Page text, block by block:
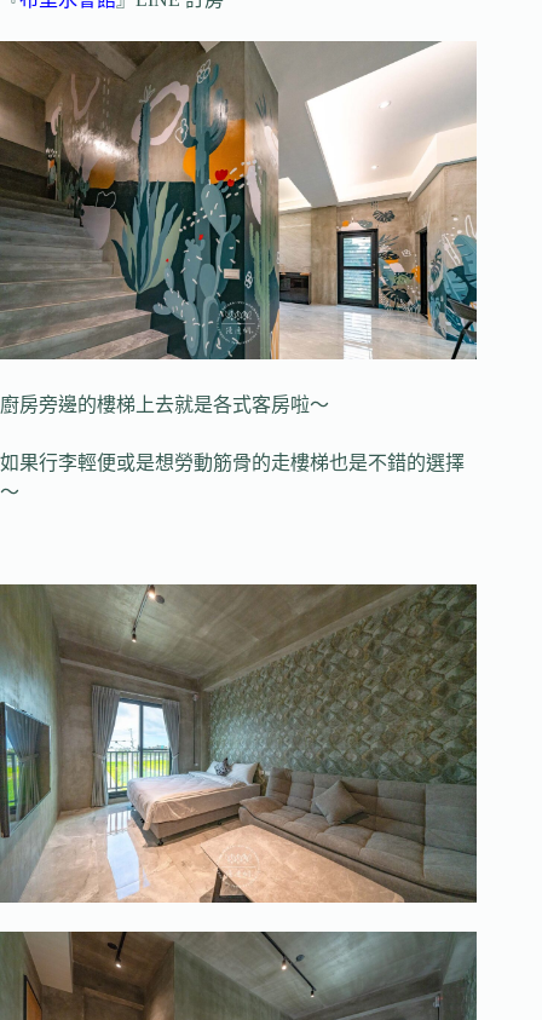
廚房旁邊的樓梯上去就是各式客房啦～
如果行李輕便或是想勞動筋骨的走樓梯也是不錯的選擇
～